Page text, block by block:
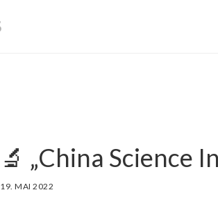
🔬 „China Science
19. MAI 2022